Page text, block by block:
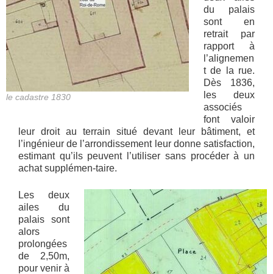
le cadastre 1830
du palais
sont en
retrait par
rapport à
l’alignemen
t de la rue.
Dès 1836,
les deux
associés
font valoir
leur droit au terrain situé devant leur bâtiment, et
l’ingénieur de l’arrondissement leur donne satisfaction,
estimant qu’ils peuvent l’utiliser sans procéder à un
achat supplémen-taire.
Les deux
ailes du
palais sont
alors
prolongées
de 2,50m,
pour venir à